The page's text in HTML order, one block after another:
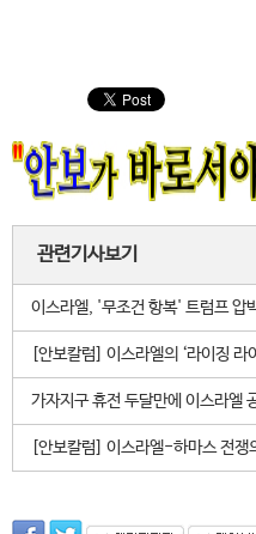
관련기사보기
이스라엘, '무조건 항복' 트럼프 압
[안보칼럼] 이스라엘의 ‘라이징 라
가자지구 휴전 두달만에 이스라엘
[안보칼럼] 이스라엘-하마스 전쟁